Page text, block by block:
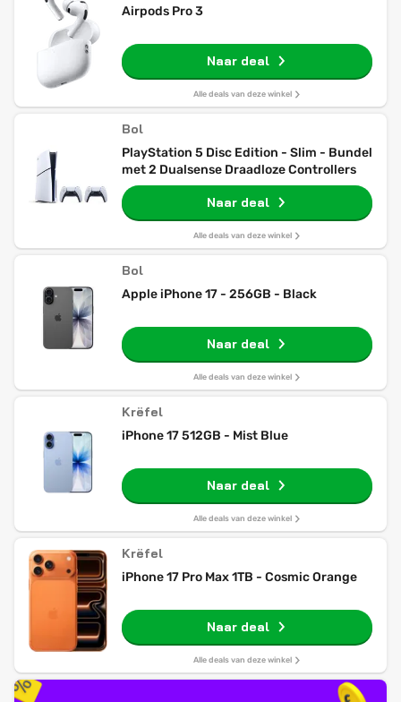
Airpods Pro 3
Naar deal
Alle deals van deze winkel
Bol
PlayStation 5 Disc Edition - Slim - Bundel
met 2 Dualsense Draadloze Controllers
Naar deal
Alle deals van deze winkel
Bol
Apple iPhone 17 - 256GB - Black
Naar deal
Alle deals van deze winkel
Krëfel
iPhone 17 512GB - Mist Blue
Naar deal
Alle deals van deze winkel
Krëfel
iPhone 17 Pro Max 1TB - Cosmic Orange
Naar deal
Alle deals van deze winkel